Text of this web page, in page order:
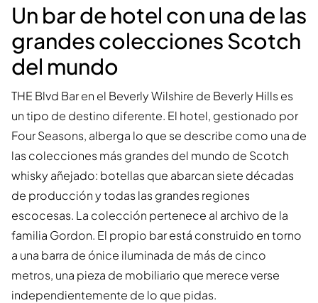
Un bar de hotel con una de las
grandes colecciones Scotch
del mundo
THE Blvd Bar en el Beverly Wilshire de Beverly Hills es
un tipo de destino diferente. El hotel, gestionado por
Four Seasons, alberga lo que se describe como una de
las colecciones más grandes del mundo de Scotch
whisky añejado: botellas que abarcan siete décadas
de producción y todas las grandes regiones
escocesas. La colección pertenece al archivo de la
familia Gordon. El propio bar está construido en torno
a una barra de ónice iluminada de más de cinco
metros, una pieza de mobiliario que merece verse
independientemente de lo que pidas.